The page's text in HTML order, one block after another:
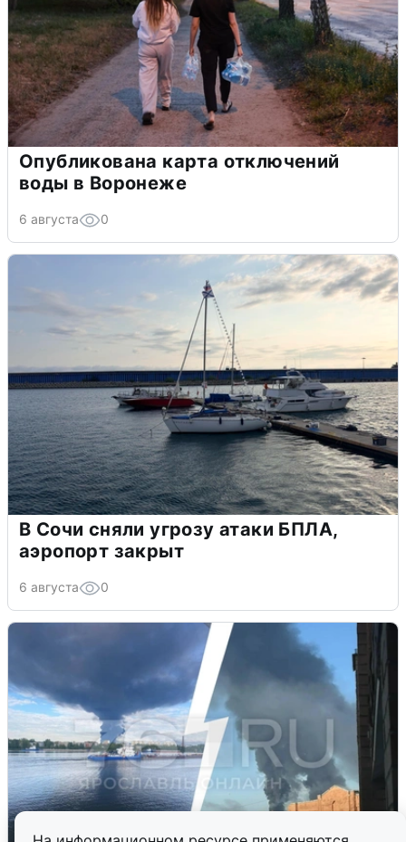
Опубликована карта отключений
воды в Воронеже
6 августа 0
В Сочи сняли угрозу атаки БПЛА,
аэропорт закрыт
6 августа 0